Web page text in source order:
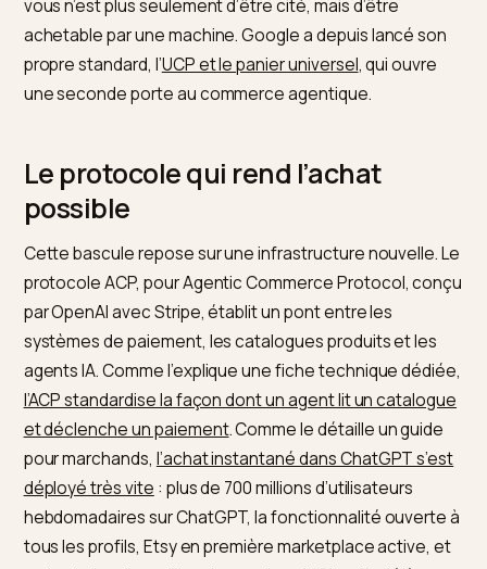
budget”, et l’agent explore les boutiques, compare,
valide et paie. Comme le résume une étude de cas
francophone, le commerce agentique déplace
de l’humain vers une IA qui scanne, compare et
et comme le rappelle un acteur du paiement,
désormais l’IA qui déclenche la transaction
vous n’est plus seulement d’être cité, mais d’être
achetable par une machine. Google a depuis lancé
propre standard, l’UCP et le panier universel
une seconde porte au commerce agentique.
Le protocole qui rend l’achat
possible
Cette bascule repose sur une infrastructure
protocole ACP, pour Agentic Commerce Protocol,